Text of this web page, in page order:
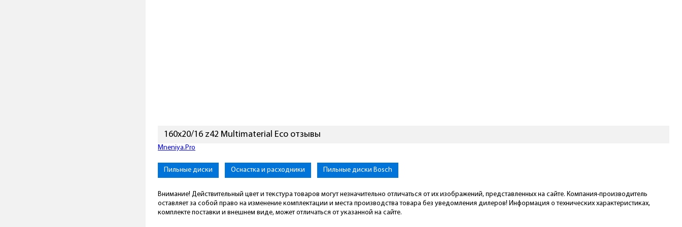
160x20/16 z42 Multimaterial Eco отзывы
Mneniya.Pro
Пильные диски Оснастка и расходники Пильные диски Bosch
Внимание! Действительный цвет и текстура товаров могут незначительно отличаться от их изображений, представленных на сайте. Компания-производитель
оставляет за собой право на изменение комплектации и места производства товара без уведомления дилеров! Информация о технических характеристиках,
комплекте поставки и внешнем виде, может отличаться от указанной на сайте.